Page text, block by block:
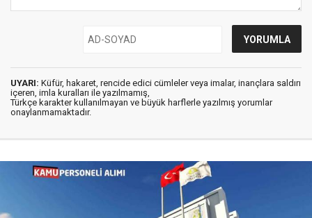
UYARI: Küfür, hakaret, rencide edici cümleler veya imalar, inançlara saldırı
içeren, imla kuralları ile yazılmamış,
Türkçe karakter kullanılmayan ve büyük harflerle yazılmış yorumlar
onaylanmamaktadır.